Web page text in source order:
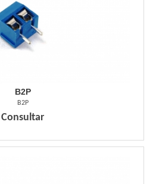
B2P
B2P
Consultar